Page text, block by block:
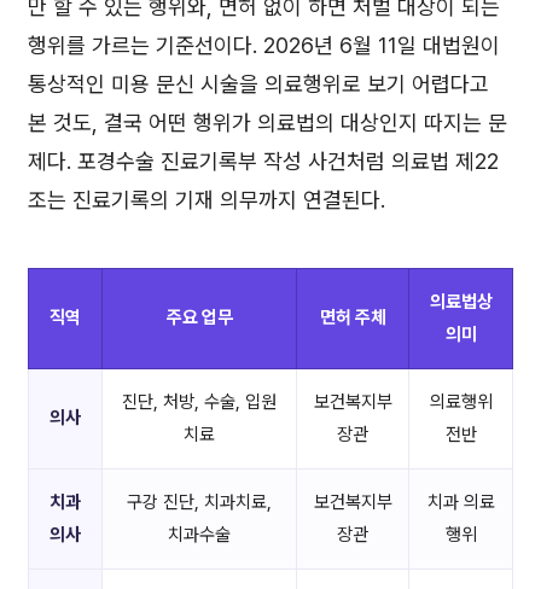
만 할 수 있는 행위와, 면허 없이 하면 처벌 대상이 되는
행위를 가르는 기준선이다. 2026년 6월 11일 대법원이
통상적인 미용 문신 시술을 의료행위로 보기 어렵다고
본 것도, 결국 어떤 행위가 의료법의 대상인지 따지는 문
제다. 포경수술 진료기록부 작성 사건처럼 의료법 제22
조는 진료기록의 기재 의무까지 연결된다.
직역 주요 업무 면허 주체
의료법상
의미
의사
진단, 처방, 수술, 입원
치료
보건복지부
장관
의료행위
전반
치과
의사
구강 진단, 치과치료,
치과수술
보건복지부
장관
치과 의료
행위